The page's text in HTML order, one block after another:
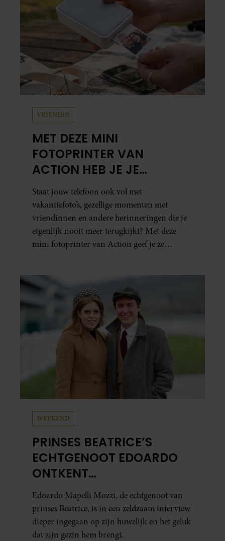
samen en werd dochter Lola geboren.
VRIENDIN
MET DEZE MINI
FOTOPRINTER VAN
ACTION HEB JE JE
FAVORIETE FOTO’S BINNEN
ÉÉN MINUUT IN HANDEN
Staat jouw telefoon ook vol met
vakantiefoto’s, gezellige momenten met
vriendinnen en andere herinneringen die je
eigenlijk nooit meer terugkijkt? Met deze
mini fotoprinter van Action geef je ze
al in handen.
WEEKEND
PRINSES BEATRICE’S
ECHTGENOOT EDOARDO
ONTKENT
HUWELIJKSPROBLEMEN
Edoardo Mapelli Mozzi, de echtgenoot van
prinses Beatrice, is in een zeldzaam interview
dieper ingegaan op zijn huwelijk en het geluk
dat zijn gezin hem brengt.